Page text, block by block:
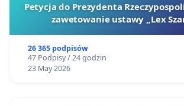
Petycja do Prezydenta
zawetowanie ustawy „Lex
26 365 podpisów
47 Podpisy / 24 godzin
23 May 2026